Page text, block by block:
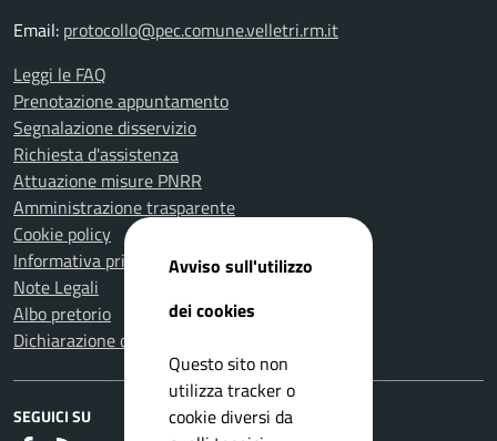
Email: protocollo@pec.comune.velletri.rm.it
Leggi le FAQ
Prenotazione appuntamento
Segnalazione disservizio
Richiesta d'assistenza
Attuazione misure PNRR
Amministrazione trasparente
Cookie policy
Informativa privacy
Note Legali
Albo pretorio
Dichiarazione di accessibilità
SEGUICI SU
Avviso sull'utilizzo
dei cookies
Questo sito non
utilizza tracker o
cookie diversi da